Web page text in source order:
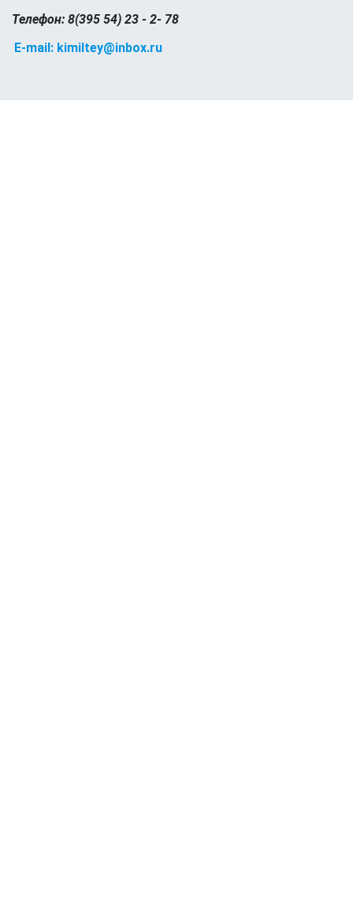
Телефон: 8(395 54) 23 - 2- 78
E-mail: kimiltey@inbox.ru